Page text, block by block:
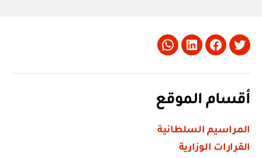
Twitter
Facebook
LinkedIn
Whatsapp
أقسام الموقع
المراسيم السلطانية
القرارات الوزارية